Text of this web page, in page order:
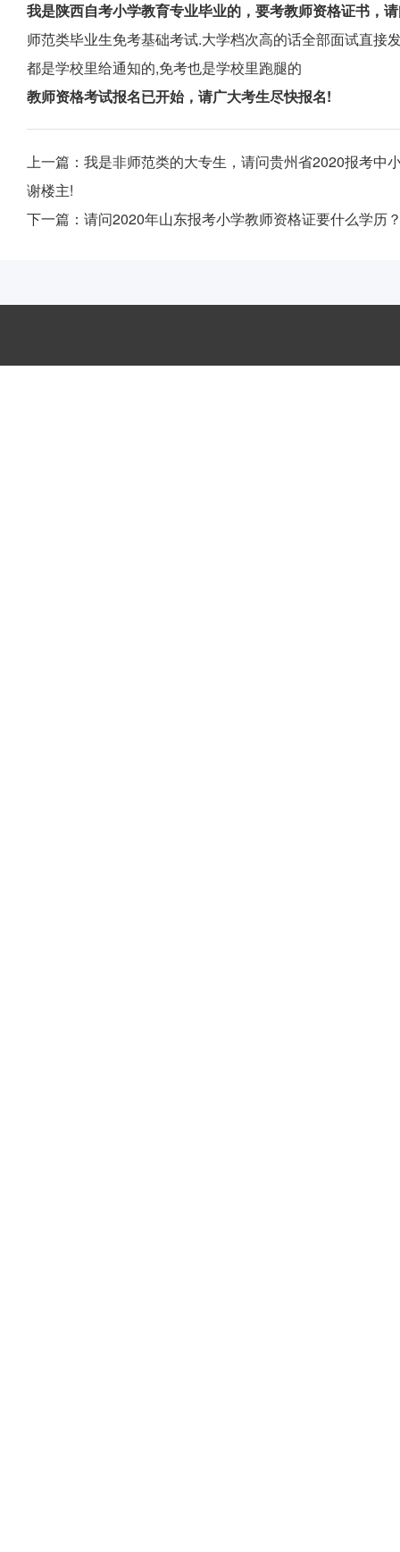
我是陕西自考小学教育专业毕业的，要考教师资格证书，
师范类毕业生免考基础考试.大学档次高的话全部面试直接
都是学校里给通知的,免考也是学校里跑腿的
教师资格考试报名已开始，请广大考生尽快报名!
上一篇： 我是非师范类的大专生，请问贵州省2020报考中
谢楼主!
下一篇： 请问2020年山东报考小学教师资格证要什么学历